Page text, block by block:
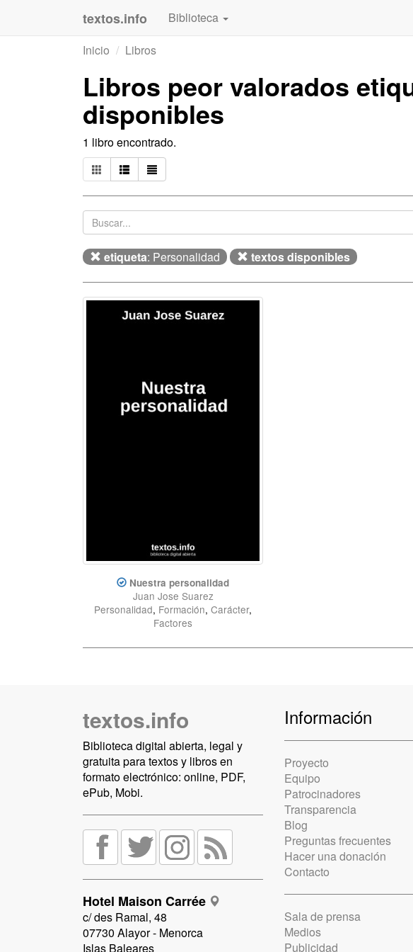
textos.info Biblioteca
Inicio
Libros
Libros peor valorados
disponibles
1 libro encontrado.
etiqueta: Personalidad textos disponibles
Nuestra personalidad
Juan Jose Suarez
Personalidad, Formación, Carácter,
Factores
textos.info
Biblioteca digital abierta, legal y
gratuita para textos y libros en
formato electrónico: online, PDF,
ePub, Mobi.
Hotel Maison Carrée
c/ des Ramal, 48
07730 Alayor - Menorca
Islas Baleares
Información
Proyecto
Equipo
Patrocinadores
Transparencia
Blog
Preguntas frecuentes
Hacer una donación
Contacto
Sala de prensa
Medios
Publicidad